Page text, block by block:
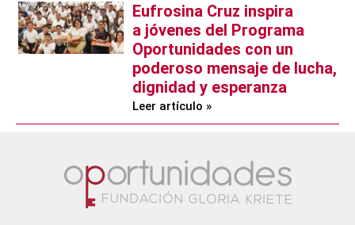
Eufrosina Cruz inspira
a jóvenes del Programa
Oportunidades con un
poderoso mensaje de lucha,
dignidad y esperanza
Leer artículo »